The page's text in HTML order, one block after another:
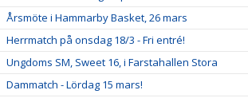
Årsmöte i Hammarby Basket, 26 mars
Herrmatch på onsdag 18/3 - Fri entré!
Ungdoms SM, Sweet 16, i Farstahallen Stora
Dammatch - Lördag 15 mars!